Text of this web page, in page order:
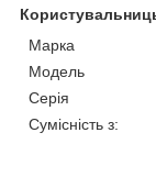
Марка
Модель
Серія
Сумісність з: